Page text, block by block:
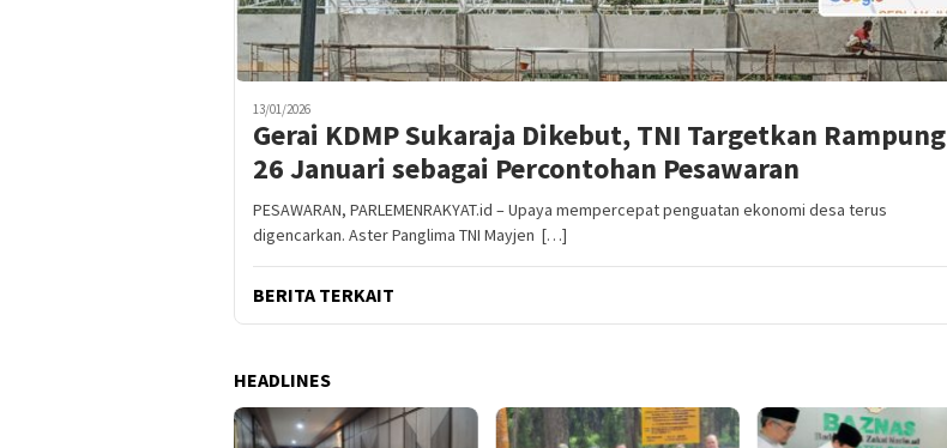
13/01/2026
Gerai KDMP Sukaraja Dikebut, TNI Targetkan Rampung
26 Januari sebagai Percontohan Pesawaran
PESAWARAN, PARLEMENRAKYAT.id – Upaya mempercepat penguatan ekonomi desa terus
digencarkan. Aster Panglima TNI Mayjen […]
BERITA TERKAIT
HEADLINES